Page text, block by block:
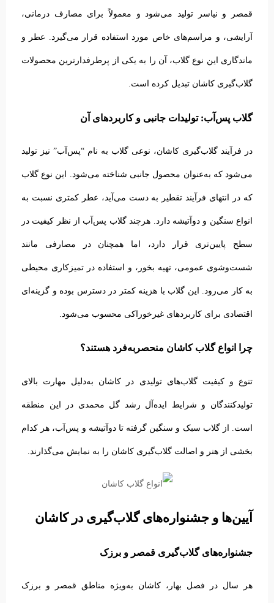
قمصر و نیاسر تولید می‌شود و معمولاً برای مصارف درمانی،
آرایشی، و مراسم‌های خاص مورد استفاده قرار می‌گیرد. عطر و
ماندگاری این نوع گلاب، آن را به یکی از پرطرفدارترین محصولات
گلاب‌گیری کاشان تبدیل کرده است.
گلاب پس‌آب: تولیدات جانبی و کاربردهای آن
در فرآیند گلاب‌گیری کاشان، نوعی گلاب به نام “پس‌آب” نیز تولید
می‌شود که به‌عنوان محصول جانبی شناخته می‌شود. این نوع گلاب
که در انتهای فرآیند تقطیر به دست می‌آید، عطر کمتری نسبت به
انواع سنگین و دوآتیشه دارد. هرچند گلاب پس‌آب از نظر کیفیت در
سطح پایین‌تری قرار دارد، اما همچنان در مصارفی مانند
شست‌وشوی عمومی، تهیه بخور، و استفاده در تمیزکاری محیطی
به کار می‌رود. این گلاب با هزینه کمتر در دسترس بوده و گزینه‌ای
اقتصادی برای کاربردهای غیرخوراکی محسوب می‌شود.
چرا انواع گلاب کاشان منحصربه‌فرد هستند؟
تنوع و کیفیت گلاب‌های تولیدی در کاشان به‌دلیل مهارت بالای
تولیدکنندگان و شرایط ایده‌آل رشد گل محمدی در این منطقه
است. از گلاب سبک و سنگین گرفته تا دوآتیشه و پس‌آب، هر کدام
بخشی از هنر و اصالت گلاب‌گیری کاشان را به نمایش می‌گذارند.
آیین‌ها و جشنواره‌های گلاب‌گیری در کاشان
جشنواره‌های گلاب‌گیری قمصر و برزک
هر سال در فصل بهار، کاشان به‌ویژه مناطق قمصر و برزک